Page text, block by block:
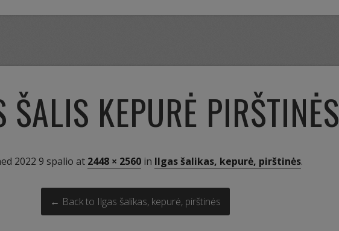
ŠALIS KEPURĖ PIRŠTINĖS
2022 9 spalio at 2448 × 2560 in Ilgas šalikas, kepurė, pirštinės.
← Back to Ilgas šalikas, kepurė, pirštinės